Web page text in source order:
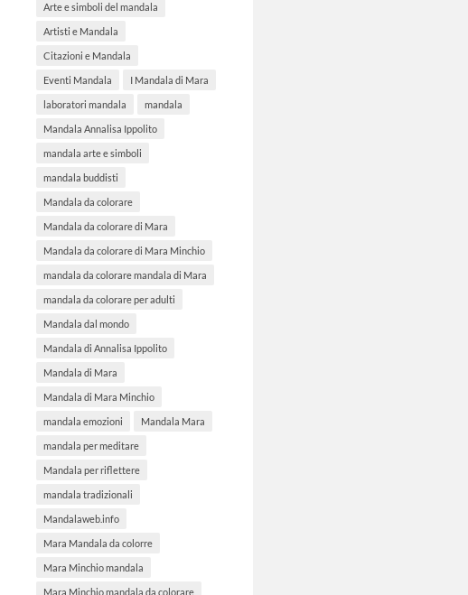
Arte e simboli del mandala
Artisti e Mandala
Citazioni e Mandala
Eventi Mandala I Mandala di Mara
laboratori mandala mandala
Mandala Annalisa Ippolito
mandala arte e simboli
mandala buddisti
Mandala da colorare
Mandala da colorare di Mara
Mandala da colorare di Mara Minchio
mandala da colorare mandala di Mara
mandala da colorare per adulti
Mandala dal mondo
Mandala di Annalisa Ippolito
Mandala di Mara
Mandala di Mara Minchio
mandala emozioni Mandala Mara
mandala per meditare
Mandala per riflettere
mandala tradizionali
Mandalaweb.info
Mara Mandala da colorre
Mara Minchio mandala
Mara Minchio mandala da colorare